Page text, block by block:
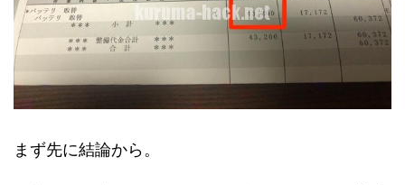
まず先に結論から。